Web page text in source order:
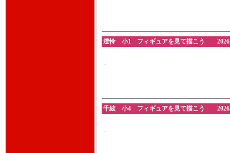
澄怜 小1 フィギュアを見て描こう
.
千絃 小4 フィギュアを見て描こう
.